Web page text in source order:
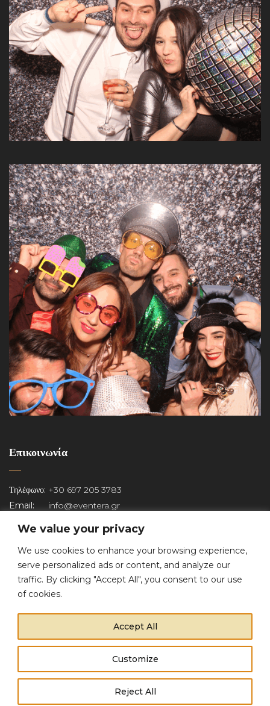
We value your privacy
We use cookies to enhance your browsing experience,
serve personalized ads or content, and analyze our
traffic. By clicking "Accept All", you consent to our use
of cookies.
Customize
Reject All
Accept All
Επικοινωνία
Τηλέφωνο: +30 697 205 3783
Email:
info@eventera.gr
Copyright © 2022 Eventera. All Rights Reserved.
This website uses cookies to improve your experience.